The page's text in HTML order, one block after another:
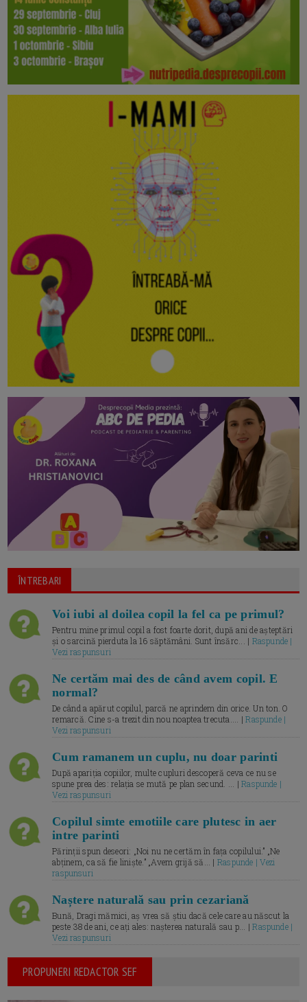
ÎNTREBARI
Voi iubi al doilea copil la fel ca pe primul?
Pentru mine primul copil a fost foarte dorit, după ani de așteptări
și o sarcină pierduta la 16 săptămâni. Sunt însărc... | Raspunde |
Vezi raspunsuri
Ne certăm mai des de când avem copil. E
normal?
De când a apărut copilul, parcă ne aprindem din orice. Un ton. O
remarcă. Cine s-a trezit din nou noaptea trecuta.... |Raspunde |
Vezi raspunsuri
Cum ramanem un cuplu, nu doar parinti
După apariția copiilor, multe cupluri descoperă ceva ce nu se
spune prea des: relația se mută pe plan secund. ... |Raspunde |
Vezi raspunsuri
Copilul simte emotiile care plutesc in aer
intre parinti
Părinții spun deseori: „Noi nu ne certăm în fața copilului.” „Ne
abținem, ca să fie liniște.” „Avem grijă să... | Raspunde | Vezi
raspunsuri
Naștere naturală sau prin cezariană
Bună, Dragi mămici, aș vrea să știu dacă cele care au născut la
peste 38 de ani, ce ați ales: nașterea naturală sau p... |Raspunde |
Vezi raspunsuri
PROPUNERI REDACTOR SEF